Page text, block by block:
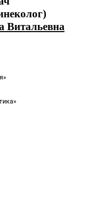
Витальевна